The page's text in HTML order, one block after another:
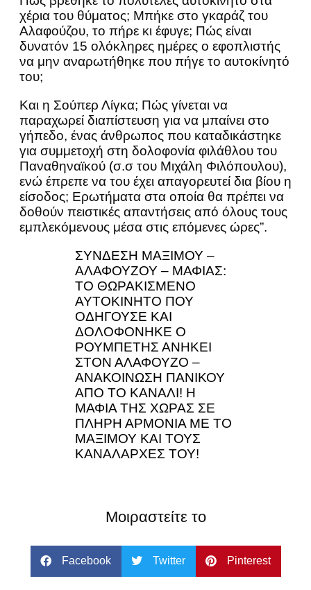
χέρια του θύματος; Μπήκε στο γκαράζ του
Αλαφούζου, το πήρε κι έφυγε; Πώς είναι
δυνατόν 15 ολόκληρες ημέρες ο εφοπλιστής
να μην αναρωτήθηκε που πήγε το αυτοκίνητό
του;
Και η Σούπερ Λίγκα; Πώς γίνεται να
παραχωρεί διαπίστευση για να μπαίνει στο
γήπεδο, ένας άνθρωπος που καταδικάστηκε
για συμμετοχή στη δολοφονία φιλάθλου του
Παναθηναϊκού (σ.σ του Μιχάλη Φιλόπουλου),
ενώ έπρεπε να του έχει απαγορευτεί δια βίου η
είσοδος; Ερωτήματα στα οποία θα πρέπει να
δοθούν πειστικές απαντήσεις από όλους τους
εμπλεκόμενους μέσα στις επόμενες ώρες”.
ΣΥΝΔΕΣΗ ΜΑΞΙΜΟΥ –
ΑΛΑΦΟΥΖΟΥ – ΜΑΦΙΑΣ:
ΤΟ ΘΩΡΑΚΙΣΜΕΝΟ
ΑΥΤΟΚΙΝΗΤΟ ΠΟΥ
ΟΔΗΓΟΥΣΕ ΚΑΙ
ΔΟΛΟΦΟΝΗΚΕ Ο
ΡΟΥΜΠΕΤΗΣ ΑΝΗΚΕΙ
ΣΤΟΝ ΑΛΑΦΟΥΖΟ –
ΑΝΑΚΟΙΝΩΣΗ ΠΑΝΙΚΟΥ
ΑΠΟ ΤΟ ΚΑΝΑΛΙ! Η
ΜΑΦΙΑ ΤΗΣ ΧΩΡΑΣ ΣΕ
ΠΛΗΡΗ ΑΡΜΟΝΙΑ ΜΕ ΤΟ
ΜΑΞΙΜΟΥ ΚΑΙ ΤΟΥΣ
ΚΑΝΑΛΑΡΧΕΣ ΤΟΥ!
Μοιραστείτε το
Facebook Twitter Pinterest